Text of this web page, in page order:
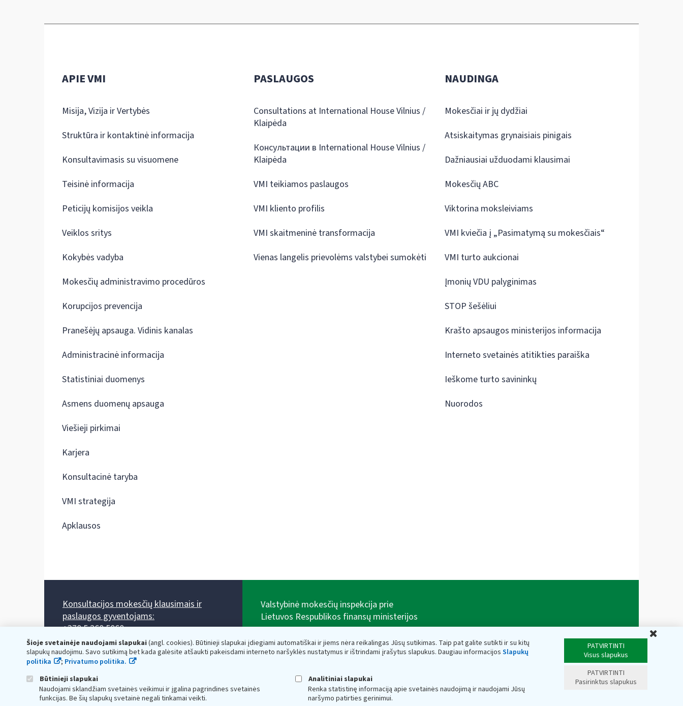
Šioje svetainėje naudojami slapukai(angl. cookies). Būtinieji slapukai įdiegiami automatiškai ir jiems nėra reikalingas Jūsų sutikimas. Taip pat galite sutikti ir su kitų
slapukų naudojimu. Savo sutikimą bet kada galėsite atšaukti pakeisdami interneto naršyklės nustatymus ir ištrindami įrašytus slapukus. Daugiau informacijos Slapukų
politika
; Privatumo politika.
Būtinieji slapukai
Naudojami sklandžiam svetainės veikimui ir įgalina pagrindines svetainės
funkcijas. Be šių slapukų svetainė negali tinkamai veikti.
Analitiniai slapukai
Renka statistinę informaciją apie svetainės naudojimą ir naudojami Jūsų
naršymo patirties gerinimui.
PATVIRTINTI
Visus slapukus
PATVIRTINTI
Pasirinktus slapukus
APIE VMI
Misija, Vizija ir Vertybės
Struktūra ir kontaktinė informacija
Konsultavimasis su visuomene
Teisinė informacija
Peticijų komisijos veikla
Veiklos sritys
Kokybės vadyba
Mokesčių administravimo procedūros
Korupcijos prevencija
Pranešėjų apsauga. Vidinis kanalas
Administracinė informacija
Statistiniai duomenys
Asmens duomenų apsauga
Viešieji pirkimai
Karjera
Konsultacinė taryba
VMI strategija
Apklausos
PASLAUGOS
Consultations at International House Vilnius /
Klaipėda
Консультации в International House Vilnius /
Klaipėda
VMI teikiamos paslaugos
VMI kliento profilis
VMI skaitmeninė transformacija
Vienas langelis prievolėms valstybei sumokėti
NAUDINGA
Mokesčiai ir jų dydžiai
Atsiskaitymas grynaisiais pinigais
Dažniausiai užduodami klausimai
Mokesčių ABC
Viktorina moksleiviams
VMI kviečia į „Pasimatymą su mokesčiais“
VMI turto aukcionai
Įmonių VDU palyginimas
STOP šešėliui
Krašto apsaugos ministerijos informacija
Interneto svetainės atitikties paraiška
Ieškome turto savininkų
Nuorodos
Konsultacijos mokesčių klausimais ir
paslaugos gyventojams:
+370 5 260 5060
Darbo laikas: I-IV 8.00-17.00, V 8.00-15.45.
Prieššventinę dieną - viena valanda trumpiau.
Kiekvieno mėnesio antrą penktadienį 8.00 val. - 12.00 val.
Mano VMI
Valstybinė mokesčių inspekcija prie
Lietuvos Respublikos finansų ministerijos
adresas: Vasario 16-osios g. 14, 01107 Vilnius, Lietuva,
el.paštas:vmi@vmi.lt, E. pristatymo dėžutės adresas
Lietuvos Respublikos finansų ministerijos kaupiami ir
saugomi Juridinių asmenų registre